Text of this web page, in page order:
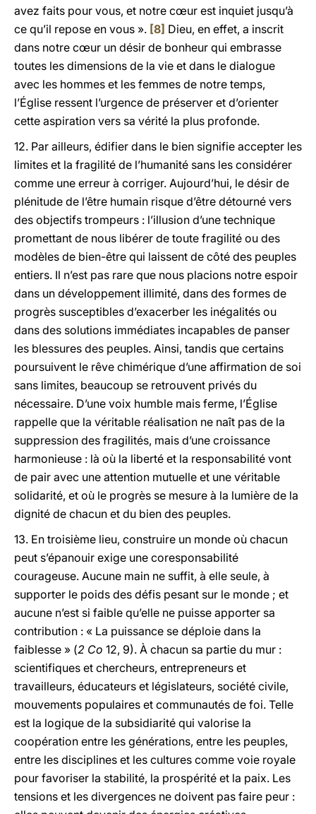
avez faits pour vous, et notre cœur est inquiet jusqu’à
ce qu’il repose en vous ». [8] Dieu, en effet, a inscrit
dans notre cœur un désir de bonheur qui embrasse
toutes les dimensions de la vie et dans le dialogue
avec les hommes et les femmes de notre temps,
l’Église ressent l’urgence de préserver et d’orienter
cette aspiration vers sa vérité la plus profonde.
12. Par ailleurs, édifier dans le bien signifie accepter les
limites et la fragilité de l’humanité sans les considérer
comme une erreur à corriger. Aujourd’hui, le désir de
plénitude de l’être humain risque d’être détourné vers
des objectifs trompeurs : l’illusion d’une technique
promettant de nous libérer de toute fragilité ou des
modèles de bien-être qui laissent de côté des peuples
entiers. Il n’est pas rare que nous placions notre espoir
dans un développement illimité, dans des formes de
progrès susceptibles d’exacerber les inégalités ou
dans des solutions immédiates incapables de panser
les blessures des peuples. Ainsi, tandis que certains
poursuivent le rêve chimérique d’une affirmation de soi
sans limites, beaucoup se retrouvent privés du
nécessaire. D’une voix humble mais ferme, l’Église
rappelle que la véritable réalisation ne naît pas de la
suppression des fragilités, mais d’une croissance
harmonieuse : là où la liberté et la responsabilité vont
de pair avec une attention mutuelle et une véritable
solidarité, et où le progrès se mesure à la lumière de la
dignité de chacun et du bien des peuples.
13. En troisième lieu, construire un monde où chacun
peut s’épanouir exige une coresponsabilité
courageuse. Aucune main ne suffit, à elle seule, à
supporter le poids des défis pesant sur le monde ; et
aucune n’est si faible qu’elle ne puisse apporter sa
contribution : « La puissance se déploie dans la
faiblesse » (2 Co 12, 9). À chacun sa partie du mur :
scientifiques et chercheurs, entrepreneurs et
travailleurs, éducateurs et législateurs, société civile,
mouvements populaires et communautés de foi. Telle
est la logique de la subsidiarité qui valorise la
coopération entre les générations, entre les peuples,
entre les disciplines et les cultures comme voie royale
pour favoriser la stabilité, la prospérité et la paix. Les
tensions et les divergences ne doivent pas faire peur :